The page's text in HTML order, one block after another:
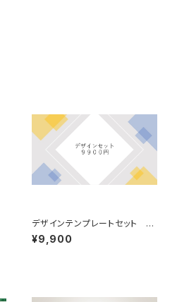
デザインテンプレートセット 9
900円 おまとめパック
¥9,900